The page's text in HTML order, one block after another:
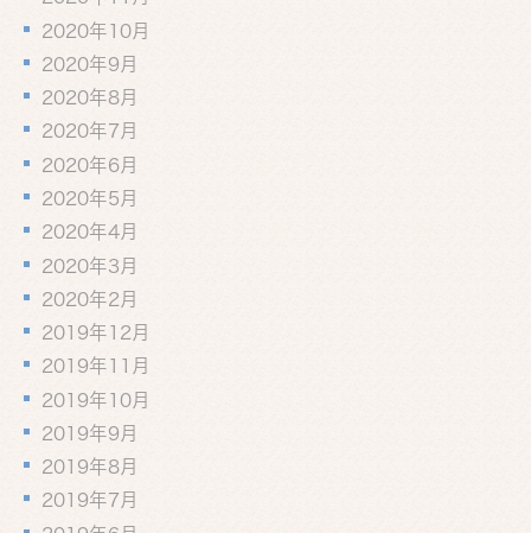
2020年10月
2020年9月
2020年8月
2020年7月
2020年6月
2020年5月
2020年4月
2020年3月
2020年2月
2019年12月
2019年11月
2019年10月
2019年9月
2019年8月
2019年7月